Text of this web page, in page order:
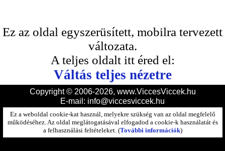
Ez az oldal egyszerüsített, mobilra tervezett
változata.
A teljes oldalt itt éred el:
Váltás teljes nézetre
Copyright © 2006-2026, www.ViccesViccek.hu
E-mail: info@viccesviccek.hu
Ez a weboldal cookie-kat használ, melyekre szükség van az oldal megfelelő
működéséhez. Az oldal meglátogatásával elfogadod a cookie-k használatát és
a felhasználási feltételeket. (További információk)